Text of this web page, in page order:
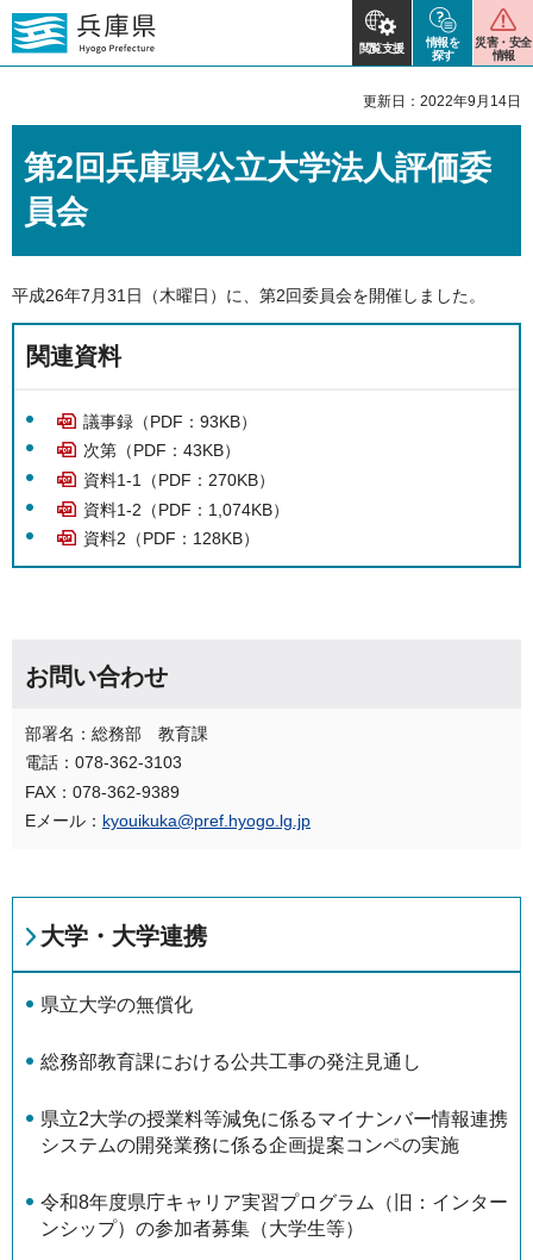
閲覧支援
情報を
探す
災害・安全
情報
更新日：2022年9月14日
第2回兵庫県公立大学法人評価委
員会
平成26年7月31日（木曜日）に、第2回委員会を開催しました。
関連資料
議事録（PDF：93KB）
次第（PDF：43KB）
資料1-1（PDF：270KB）
資料1-2（PDF：1,074KB）
資料2（PDF：128KB）
お問い合わせ
部署名：総務部 教育課
電話：078-362-3103
FAX：078-362-9389
Eメール： kyouikuka@pref.hyogo.lg.jp
大学・大学連携
県立大学の無償化
総務部教育課における公共工事の発注見通し
県立2大学の授業料等減免に係るマイナンバー情報連携
システムの開発業務に係る企画提案コンペの実施
令和8年度県庁キャリア実習プログラム（旧：インター
ンシップ）の参加者募集（大学生等）